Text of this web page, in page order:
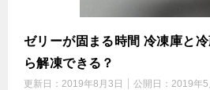
ゼリーが固まる時間 冷凍庫と
ら解凍できる？
更新日： 2019年8月3日 公開日： 2019年5